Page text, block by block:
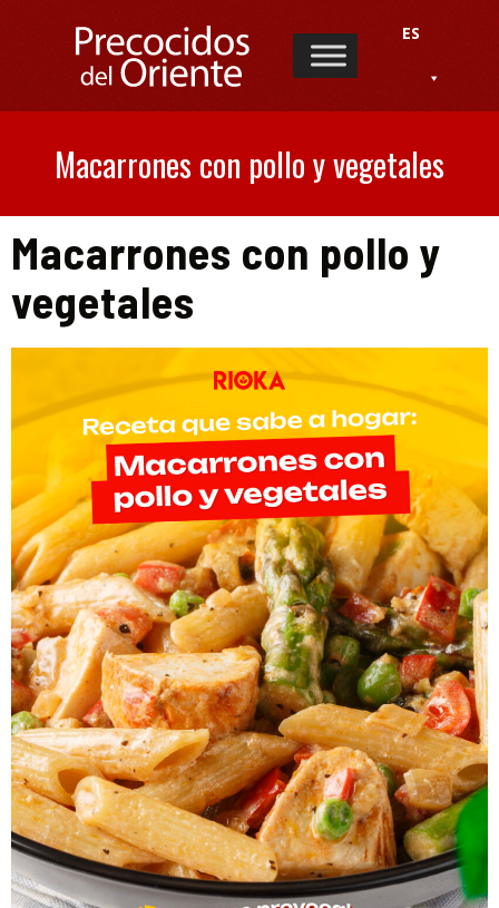
ES
Macarrones con pollo y vegetales
Macarrones con pollo y
vegetales